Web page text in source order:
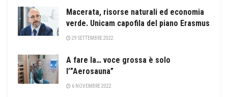
Macerata, risorse naturali ed economia
verde. Unicam capofila del piano Erasmus
29 SETTEMBRE 2022
A fare la… voce grossa è solo
l’”Aerosauna”
6 NOVEMBRE 2022